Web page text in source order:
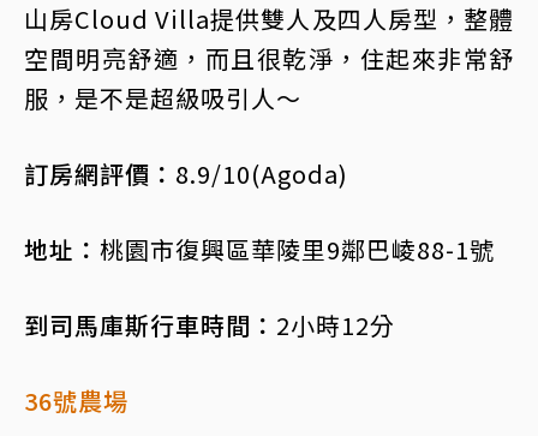
山房Cloud Villa提供雙人及四人房型，整體
空間明亮舒適，而且很乾淨，住起來非常舒
服，是不是超級吸引人～
訂房網評價： 8.9/10(Agoda)
地址： 桃園市復興區華陵里9鄰巴崚88-1號
到司馬庫斯行車時間： 2小時12分
36號農場